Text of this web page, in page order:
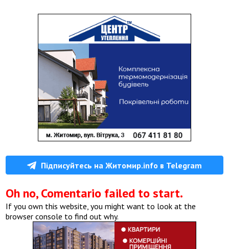
Підписуйтесь на Житомир.info в Telegram
Oh no, Comentario failed to start.
If you own this website, you might want to look at the
browser console to find out why.